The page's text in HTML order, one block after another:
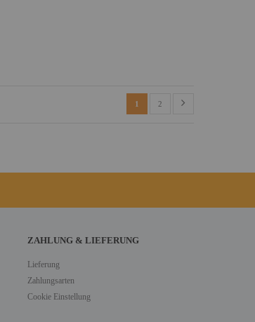
1 2
ZAHLUNG & LIEFERUNG
Lieferung
Zahlungsarten
Cookie Einstellung